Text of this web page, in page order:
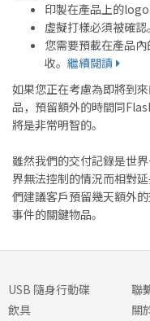
印製在產品上的logo
虛擬打樣必須被確認。
您需要預載在產品
收。 繼續閱讀
如果您正在考慮為即將到
品，預留額外的時間同
將是非常明智的。
雖然我們的交付記錄是世
界無法控制的情況而相對
們建議客戶預留幾天額外
事件的關鍵物品。
USB 隨身行動碟
飲具
聯
關